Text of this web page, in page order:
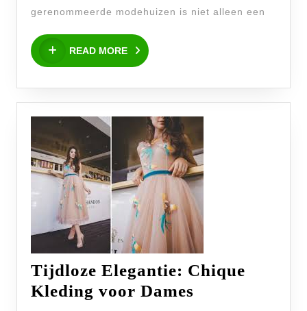
van
gerenommeerde modehuizen is niet alleen een
READ MORE
READ
MORE
Tijdloze Elegantie: Chique
Kleding voor Dames